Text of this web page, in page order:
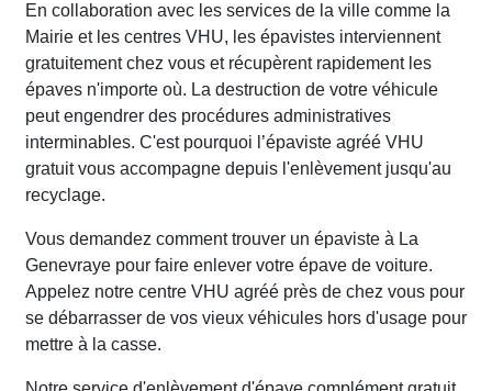
En collaboration avec les services de la ville comme la
Mairie et les centres VHU, les épavistes interviennent
gratuitement chez vous et récupèrent rapidement les
épaves n'importe où. La destruction de votre véhicule
peut engendrer des procédures administratives
interminables. C'est pourquoi l’épaviste agréé VHU
gratuit vous accompagne depuis l'enlèvement jusqu'au
recyclage.
Vous demandez comment trouver un épaviste à La
Genevraye pour faire enlever votre épave de voiture.
Appelez notre centre VHU agréé près de chez vous pour
se débarrasser de vos vieux véhicules hors d'usage pour
mettre à la casse.